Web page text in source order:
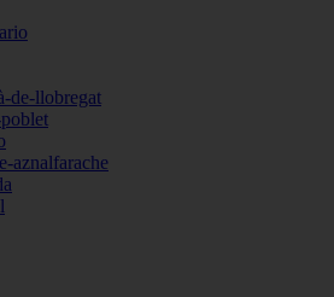
de-llobregat
aznalfarache